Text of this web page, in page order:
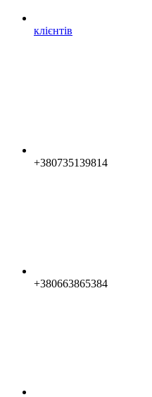
клієнтів
+380735139814
+380663865384